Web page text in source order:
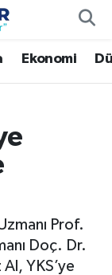
Ekonomi
Prof.
Doç. Dr.
YKS’ye